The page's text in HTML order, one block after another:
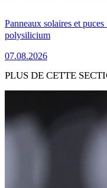
Panneaux solaires et
polysilicium
07.08.2026
PLUS DE CETTE